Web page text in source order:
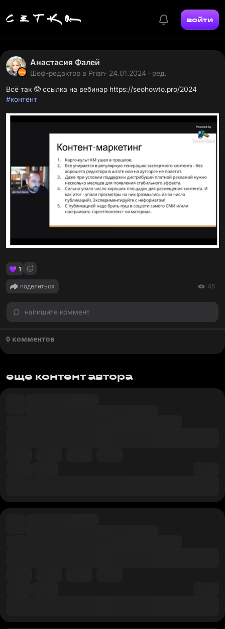
войти
Анастасия Фалей
Шеф-редактор в Prian· 24.01.2024 · ред.
Всё так 🥸 ссылка на вебинар https://seohowto.pro/2024
#контент
1
поделиться 45
напишите коммент
0 комментов
еще контент автора